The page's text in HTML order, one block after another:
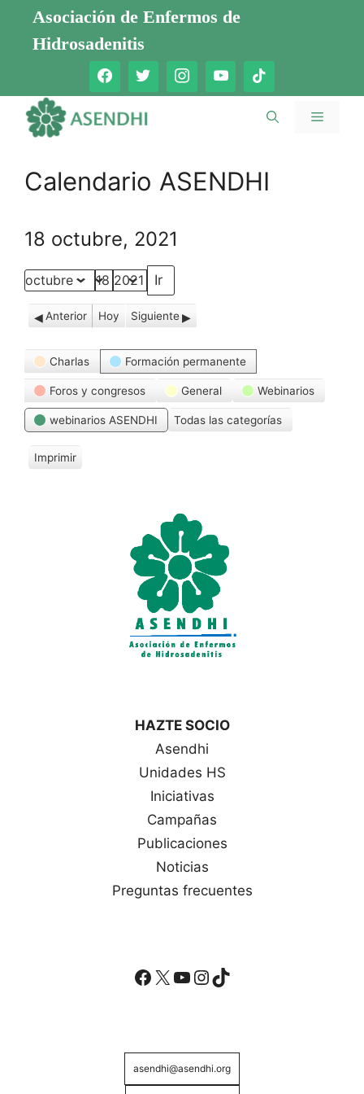
Saltar
contenido
Asociación de Enfermos de
Hidrosadenitis
Menú
Calendario ASENDHI
18 octubre, 2021
Mes
Día
Año
Anterior Hoy Siguiente
Categorías
Charlas Formación permanente
Foros y congresos General Webinarios
webinarios ASENDHI Todas las categorías
Imprimir
V
HAZTE SOCIO
Asendhi
Unidades HS
Iniciativas
Campañas
Publicaciones
Noticias
Preguntas frecuentes
Facebook
X YouTube
Instagram
TikTok
asendhi@asendhi.org